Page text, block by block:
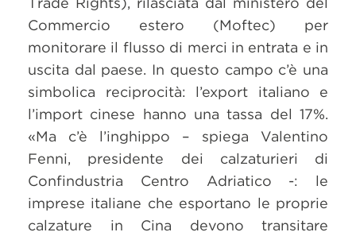
Commercio estero (Moftec) per
monitorare il flusso di merci in entrata e in
uscita dal paese. In questo campo c’è una
simbolica reciprocità: l’export italiano e
l’import cinese hanno una tassa del 17%.
«Ma c’è l’inghippo – spiega Valentino
Fenni, presidente dei calzaturieri di
Confindustria Centro Adriatico -: le
imprese italiane che esportano le proprie
calzature in Cina devono transitare